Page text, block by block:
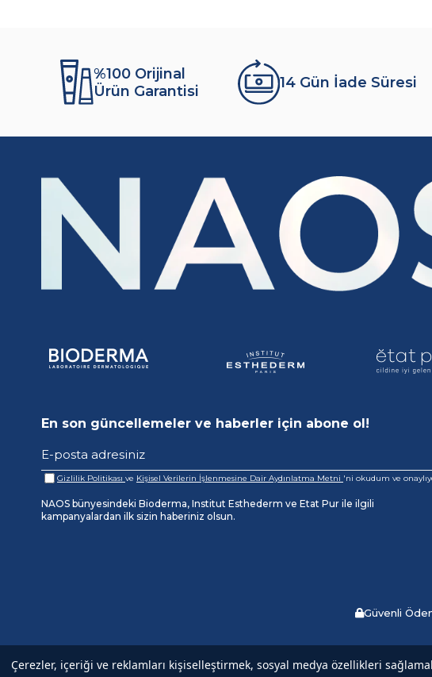
Çerezler, içeriği ve reklamları kişiselleştirmek, sosyal medya özellikleri
%100 Orijinal
Ürün Garantisi
14 Gün İade Süresi
En son güncellemeler ve haberler için abone ol!
Gizlilik Politikası ve Kişisel Verilerin İşlenmesine Dair Aydınlatma Metni 'ni okudum ve
NAOS bünyesindeki Bioderma, Institut Esthederm ve Etat Pur ile ilgili
kampanyalardan ilk sizin haberiniz olsun.
Güvenli